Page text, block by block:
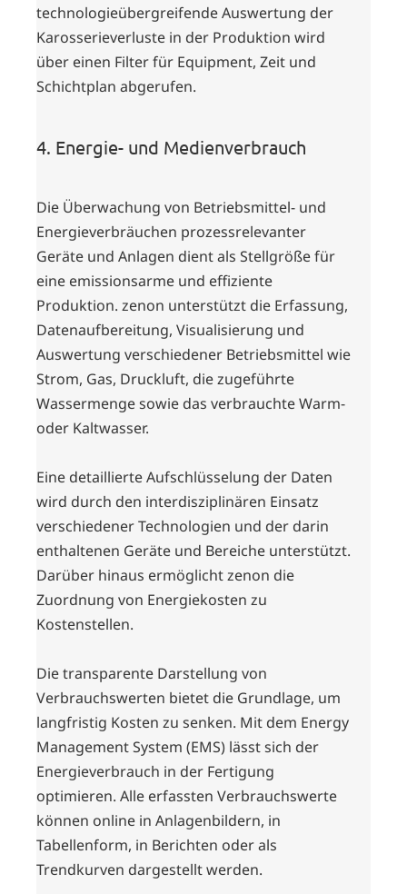
technologieübergreifende Auswertung der
Karosserieverluste in der Produktion wird
über einen Filter für Equipment, Zeit und
Schichtplan abgerufen.
4. Energie- und Medienverbrauch
Die Überwachung von Betriebsmittel- und
Energieverbräuchen prozessrelevanter
Geräte und Anlagen dient als Stellgröße für
eine emissionsarme und effiziente
Produktion. zenon unterstützt die Erfassung,
Datenaufbereitung, Visualisierung und
Auswertung verschiedener Betriebsmittel wie
Strom, Gas, Druckluft, die zugeführte
Wassermenge sowie das verbrauchte Warm-
oder Kaltwasser.
Eine detaillierte Aufschlüsselung der Daten
wird durch den interdisziplinären Einsatz
verschiedener Technologien und der darin
enthaltenen Geräte und Bereiche unterstützt.
Darüber hinaus ermöglicht zenon die
Zuordnung von Energiekosten zu
Kostenstellen.
Die transparente Darstellung von
Verbrauchswerten bietet die Grundlage, um
langfristig Kosten zu senken. Mit dem Energy
Management System (EMS) lässt sich der
Energieverbrauch in der Fertigung
optimieren. Alle erfassten Verbrauchswerte
können online in Anlagenbildern, in
Tabellenform, in Berichten oder als
Trendkurven dargestellt werden.